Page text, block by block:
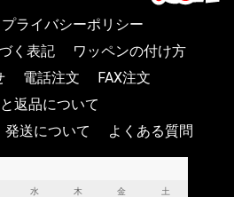
プライバシーポリシー
く表記
ワッペンの付け方
電話注文
FAX注文
返品について
送について
よくある質問
水 木 金 土